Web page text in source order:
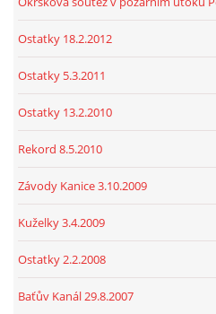
Ostatky 18.2.2012
Ostatky 5.3.2011
Ostatky 13.2.2010
Rekord 8.5.2010
Závody Kanice 3.10.2009
Kuželky 3.4.2009
Ostatky 2.2.2008
Baťův Kanál 29.8.2007